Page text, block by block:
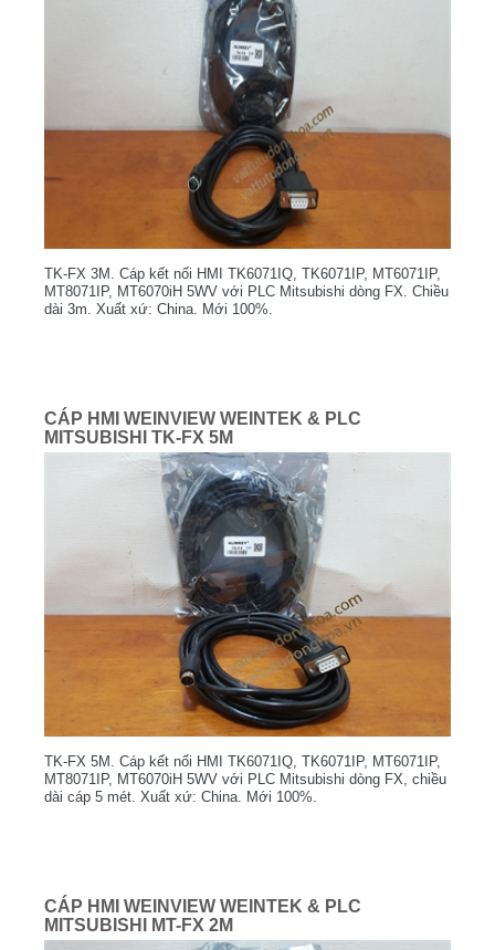
TK-FX 3M. Cáp kết nối HMI TK6071IQ, TK6071IP, MT6071IP,
MT8071IP, MT6070iH 5WV với PLC Mitsubishi dòng FX. Chiều
dài 3m. Xuất xứ: China. Mới 100%.
CÁP HMI WEINVIEW WEINTEK & PLC
MITSUBISHI TK-FX 5M
TK-FX 5M. Cáp kết nối HMI TK6071IQ, TK6071IP, MT6071IP,
MT8071IP, MT6070iH 5WV với PLC Mitsubishi dòng FX, chiều
dài cáp 5 mét. Xuất xứ: China. Mới 100%.
CÁP HMI WEINVIEW WEINTEK & PLC
MITSUBISHI MT-FX 2M